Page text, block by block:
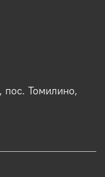
пос. Томилино,